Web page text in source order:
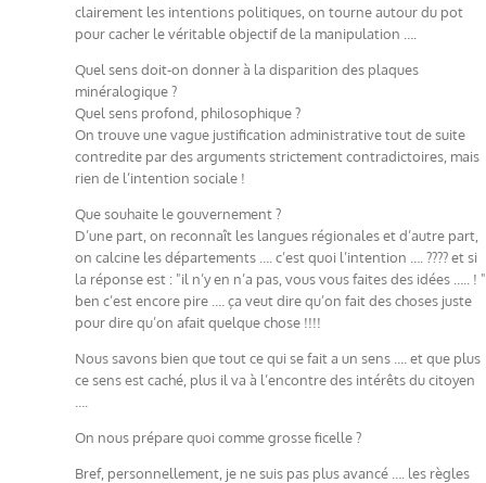
clairement les intentions politiques, on tourne autour du pot
pour cacher le véritable objectif de la manipulation ….
Quel sens doit-on donner à la disparition des plaques
minéralogique ?
Quel sens profond, philosophique ?
On trouve une vague justification administrative tout de suite
contredite par des arguments strictement contradictoires, mais
rien de l’intention sociale !
Que souhaite le gouvernement ?
D’une part, on reconnaît les langues régionales et d’autre part,
on calcine les départements …. c’est quoi l’intention …. ???? et si
la réponse est : "il n’y en n’a pas, vous vous faites des idées ….. ! "
ben c’est encore pire …. ça veut dire qu’on fait des choses juste
pour dire qu’on afait quelque chose !!!!
Nous savons bien que tout ce qui se fait a un sens …. et que plus
ce sens est caché, plus il va à l’encontre des intérêts du citoyen
On nous prépare quoi comme grosse ficelle ?
Bref, personnellement, je ne suis pas plus avancé …. les règles